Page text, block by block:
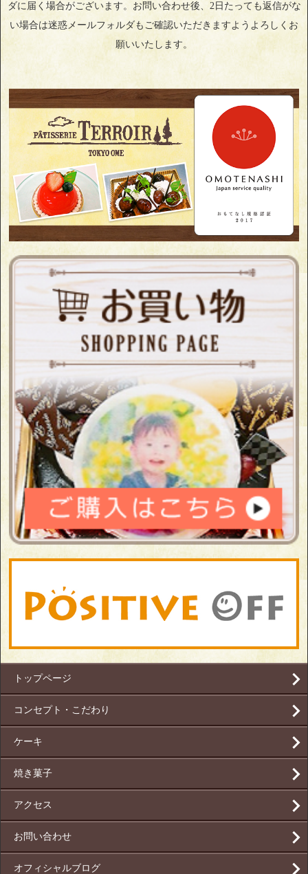
ダに届く場合がございます。お問い合わせ後、2日たっても返信がな
い場合は迷惑メールフォルダもご確認いただきますようよろしくお
願いいたします。
トップページ
コンセプト・こだわり
ケーキ
焼き菓子
アクセス
お問い合わせ
オフィシャルブログ